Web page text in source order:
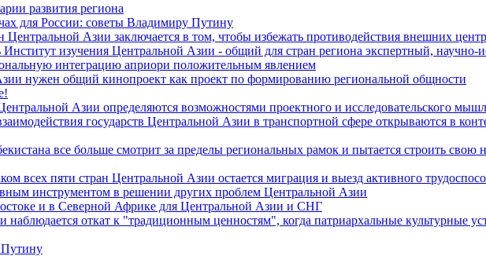
развития региона
для России: советы Владимиру Путину
Азии заключается в том, чтобы избежать противодействия внешних
изучения Центральной Азии - общий для стран региона экспертный, научно-
интеграцию априори положительным явлением
нужен общий кинопроект как проект по формированию региональной общности
Азии определяются возможностями проектного и исследовательского
государств Центральной Азии в транспортной сфере открываются в
все больше смотрит за пределы региональных рамок и пытается строить
всех пяти стран Центральной Азии остается миграция и выезд активного
инструментом в решении других проблем Центральной Азии
и в Северной Африке для Центральной Азии и СНГ
откат к "традиционным ценностям", когда патриархальные культурные